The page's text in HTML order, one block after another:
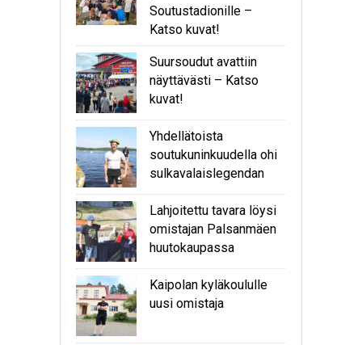
Soutustadionille –
Katso kuvat!
Suursoudut avattiin
näyttävästi – Katso
kuvat!
Yhdellätoista
soutukuninkuudella ohi
sulkavalaislegendan
Lahjoitettu tavara löysi
omistajan Palsanmäen
huutokaupassa
Kaipolan kyläkoululle
uusi omistaja